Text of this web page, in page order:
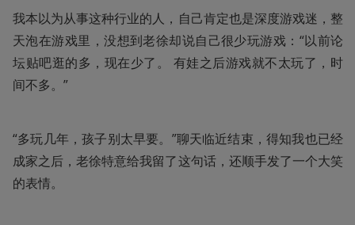
我本以为从事这种行业的人，自己肯定也是深度游戏迷，整
天泡在游戏里，没想到老徐却说自己很少玩游戏：“以前论
坛贴吧逛的多，现在少了。 有娃之后游戏就不太玩了，时
间不多。”
“多玩几年，孩子别太早要。”聊天临近结束，得知我也已经
成家之后，老徐特意给我留了这句话，还顺手发了一个大笑
的表情。